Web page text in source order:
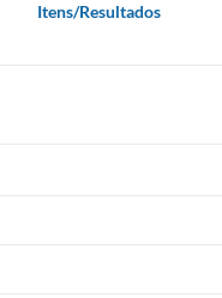
Itens/Resultados